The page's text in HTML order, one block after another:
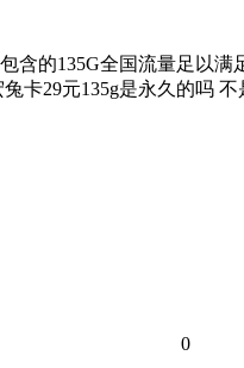
含的135G全国流量足以
卡29元135g是永久的吗
0